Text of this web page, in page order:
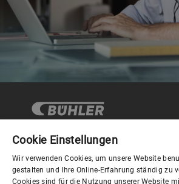
Corporate Governance
Cookie Einstellungen
Wir verwenden Cookies, um unsere Website
gestalten und Ihre Online-Erfahrung ständig zu
Cookies sind für die Nutzung unserer Website